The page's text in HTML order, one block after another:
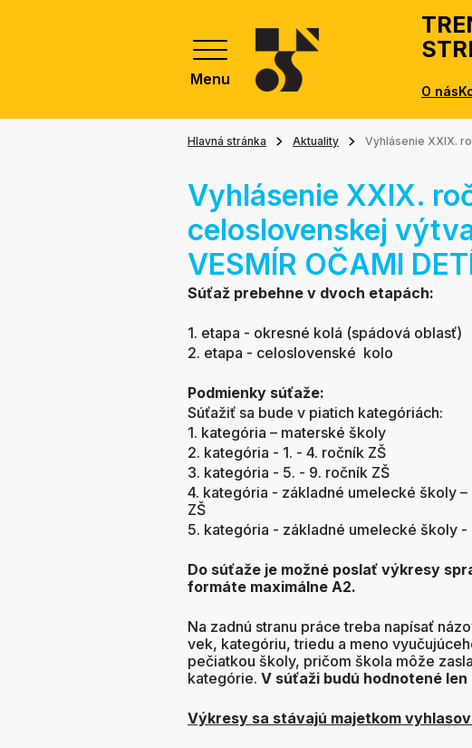
Menu
O nás
Hlavná stránka Aktuality Vyhlásenie XXIX.
Vyhlásenie XXIX.
celoslovenskej
VESMÍR OČAMI
Súťaž prebehne v dvoch etapách:
1. etapa - okresné kolá (spádová oblasť)
2. etapa - celoslovenské kolo
Podmienky súťaže:
Súťažiť sa bude v piatich kategóriách:
1. kategória – materské školy
2. kategória - 1. - 4. ročník ZŠ
3. kategória - 5. - 9. ročník ZŠ
4. kategória - základné umelecké školy
ZŠ
5. kategória - základné umelecké školy -
Do súťaže je možné poslať výkresy
formáte maximálne A2.
Na zadnú stranu práce treba napísať
vek, kategóriu, triedu a meno
pečiatkou školy, pričom škola môže
kategórie. V súťaži budú hodnotené
Výkresy sa stávajú majetkom